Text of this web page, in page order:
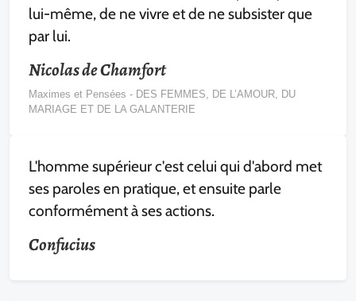
lui-même, de ne vivre et de ne subsister que
par lui.
Nicolas de Chamfort
Maximes et Pensées - DES FEMMES, DE L’AMOUR, DU
MARIAGE ET DE LA GALANTERIE
L'homme supérieur c'est celui qui d'abord met
ses paroles en pratique, et ensuite parle
conformément à ses actions.
Confucius